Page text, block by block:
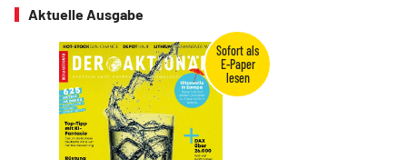
Aktuelle Ausgabe